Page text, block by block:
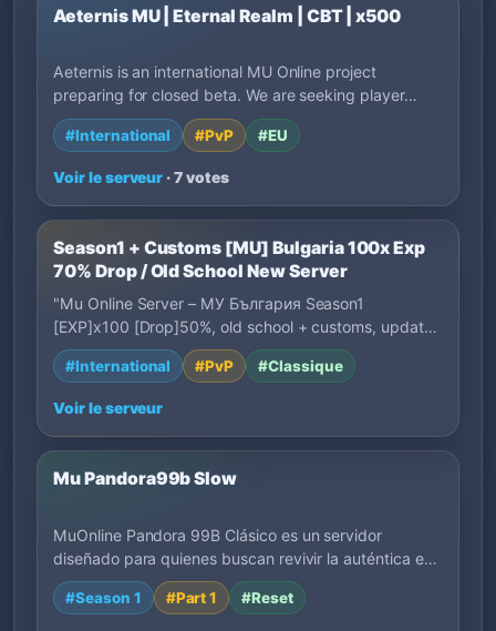
Aeternis MU | Eternal Realm | CBT | x500
Aeternis is an international MU Online project
preparing for closed beta. We are seeking player…
#International #PvP #EU
Voir le serveur · 7 votes
Season1 + Customs [MU] Bulgaria 100x Exp
70% Drop / Old School New Server
"Mu Online Server – МУ България Season1
[EXP]x100 [Drop]50%, old school + customs, updated
even…
#International #PvP #Classique
Voir le serveur
Mu Pandora99b Slow
MuOnline Pandora 99B Clásico es un servidor
diseñado para quienes buscan revivir la auténtica e…
#Season 1 #Part 1 #Reset